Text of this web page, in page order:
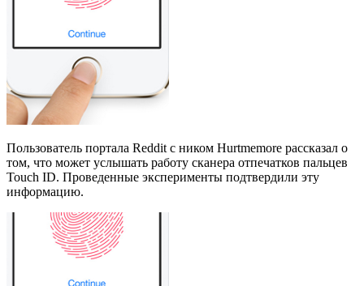
Пользователь портала Reddit с ником Hurtmemore рассказал о
том, что может услышать работу сканера отпечатков пальцев
Touch ID. Проведенные эксперименты подтвердили эту
информацию.